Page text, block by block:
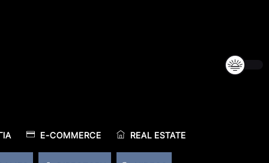
E-COMMERCE REAL ESTATE